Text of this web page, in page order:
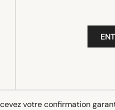
votre confirmation